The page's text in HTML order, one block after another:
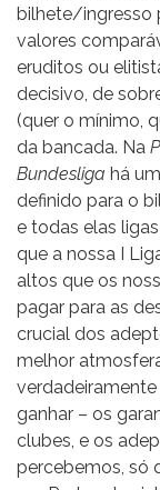
bilhete/ingresso
valores
eruditos ou
decisivo, de
(quer o mínimo,
da bancada. Na
Bundesliga há
definido para o
e todas elas
que a nossa I
altos que os
pagar para as
crucial dos
melhor
ganhar – os
clubes, e os
percebemos, só